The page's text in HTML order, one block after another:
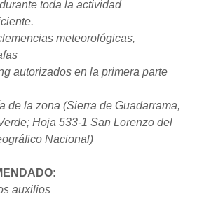
toda la actividad
meteorológicas,
autorizados en la primera parte
de la zona (Sierra de Guadarrama,
Hoja 533-1 San Lorenzo del
Nacional)
auxilios